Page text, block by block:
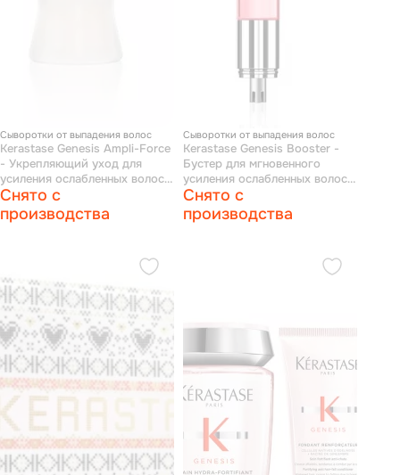
Сыворотки от выпадения волос
Kerastase Genesis Ampli-Force
- Укрепляющий уход для
усиления ослабленных волос,
склонных к ломкости при
расчесывании 10*12 мл
Снято с
производства
Сыворотки от выпадения волос
Kerastase Genesis Booster -
Бустер для мгновенного
усиления ослабленных волос,
склонных к ломкости при
расчесывании 120 мл
Снято с
производства